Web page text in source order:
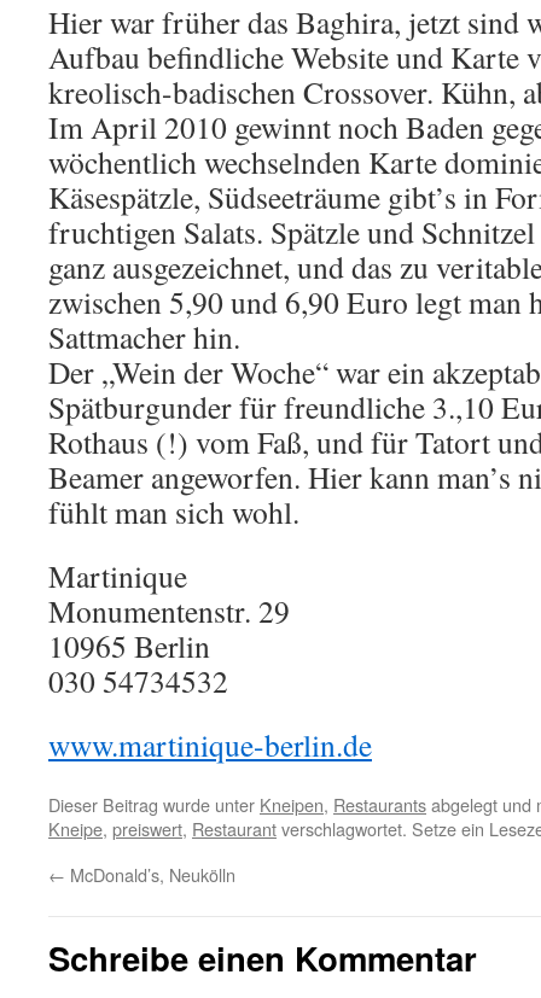
Hier war früher das Baghira, jetzt
Aufbau befindliche Website und Karte
kreolisch-badischen Crossover. Kühn,
Im April 2010 gewinnt noch Baden
wöchentlich wechselnden Karte
Käsespätzle, Südseeträume gibt’s in
fruchtigen Salats. Spätzle und
ganz ausgezeichnet, und das zu
zwischen 5,90 und 6,90 Euro legt man
Sattmacher hin.
Der „Wein der Woche“ war ein
Spätburgunder für freundliche 3.,10
Rothaus (!) vom Faß, und für Tatort
Beamer angeworfen. Hier kann man’s
fühlt man sich wohl.
Martinique
Monumentenstr. 29
10965 Berlin
030 54734532
www.martinique-berlin.de
Dieser Beitrag wurde unter Kneipen, Restaurantsabgelegt und
Kneipe, preiswert, Restaurantverschlagwortet. Setze ein
← McDonald’s, Neukölln
Schreibe einen Kommentar